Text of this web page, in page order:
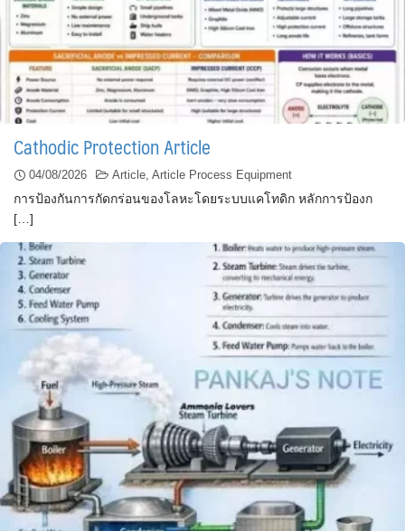
Cathodic Protection Article
04/08/2026 Article, Article Process Equipment
การป้องกันการกัดกร่อนของโลหะโดยระบบแคโทดิก หลักการป้องก
[…]